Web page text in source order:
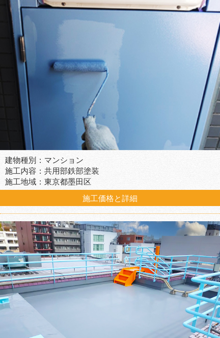
建物種別：マンション
施工内容：共用部鉄部塗装
施工地域：東京都墨田区
施工価格と詳細